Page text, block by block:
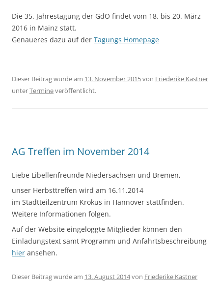
Die 35. Jahrestagung der GdO findet vom 18. bis 20. März
2016 in Mainz statt.
Genaueres dazu auf der Tagungs Homepage
Dieser Beitrag wurde am 13. November 2015von Friederike Kastner
unterTermineveröffentlicht.
AG Treffen im November 2014
Liebe Libellenfreunde Niedersachsen und Bremen,
unser Herbsttreffen wird am 16.11.2014
im Stadtteilzentrum Krokus in Hannover stattfinden.
Weitere Informationen folgen.
Auf der Website eingeloggte Mitglieder können den
Einladungstext samt Programm und Anfahrtsbeschreibung
hier ansehen.
Dieser Beitrag wurde am 13. August 2014von Friederike Kastner